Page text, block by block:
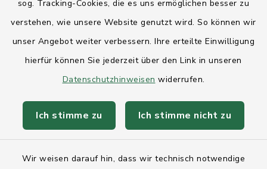
sog. Tracking-Cookies, die es uns ermöglichen besser zu
verstehen, wie unsere Website genutzt wird. So können wir
unser Angebot weiter verbessern. Ihre erteilte Einwilligung
hierfür können Sie jederzeit über den Link in unseren
Datenschutzhinweisen widerrufen.
Ich stimme zu Ich stimme nicht zu
Wir weisen darauf hin, dass wir technisch notwendige
Landesregierung Schleswig-Holstein
AktivRegion Mittelholstein